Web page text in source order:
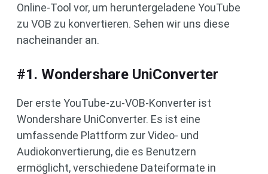
Online-Tool vor, um heruntergeladene YouTube
zu VOB zu konvertieren. Sehen wir uns diese
nacheinander an.
#1. Wondershare UniConverter
Der erste YouTube-zu-VOB-Konverter ist
Wondershare UniConverter. Es ist eine
umfassende Plattform zur Video- und
Audiokonvertierung, die es Benutzern
ermöglicht, verschiedene Dateiformate in